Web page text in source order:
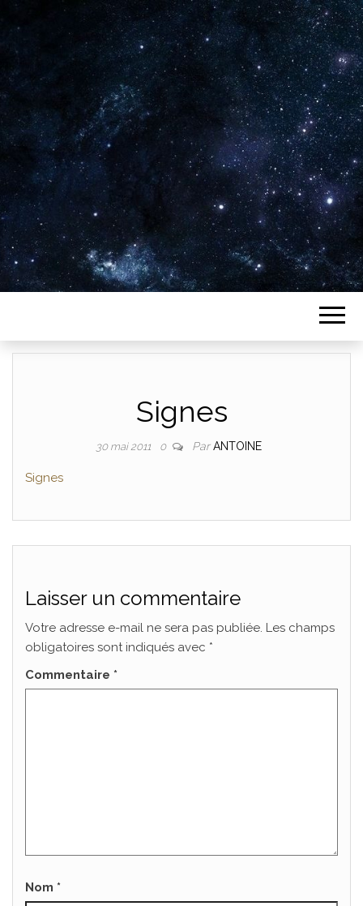
Plus de 2800 critiques de films
Signes
30 mai 2011 0 ParANTOINE
Signes
Laisser un commentaire
Votre adresse e-mail ne sera pas publiée. Les champs
obligatoires sont indiqués avec *
Commentaire *
Nom *